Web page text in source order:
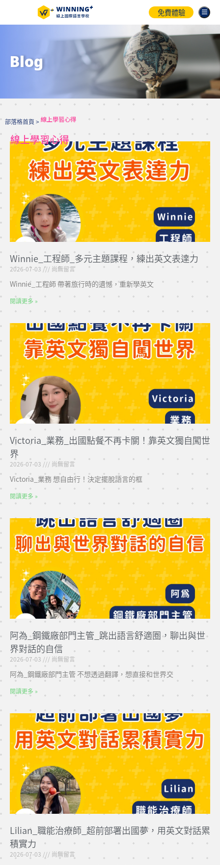
免費體驗
Blog
線上學習心得
部落格首頁 >線上學習心得
Winnie_工程師_多元主題課程，練出英文表達力
2026-07-03 尚無留言
Winnie_工程師 帶著旅行時的遺憾，重新學英文
閱讀更多 »
Victoria_業務_出國點餐不再卡關！靠英文獨自闖世
界
2026-07-03 尚無留言
Victoria_業務 想自由行！決定擺脫語言的框
閱讀更多 »
阿為_鋼鐵廠部門主管_跳出語言舒適圈，聊出與世
界對話的自信
2026-07-03 尚無留言
阿為_鋼鐵廠部門主管 不想透過翻譯，想直接和世界交
閱讀更多 »
Lilian_職能治療師_超前部署出國夢，用英文對話累
積實力
2026-07-03 尚無留言